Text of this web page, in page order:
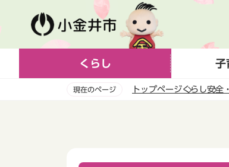
ー
くらし 子
現在のページ トップページくらし安全